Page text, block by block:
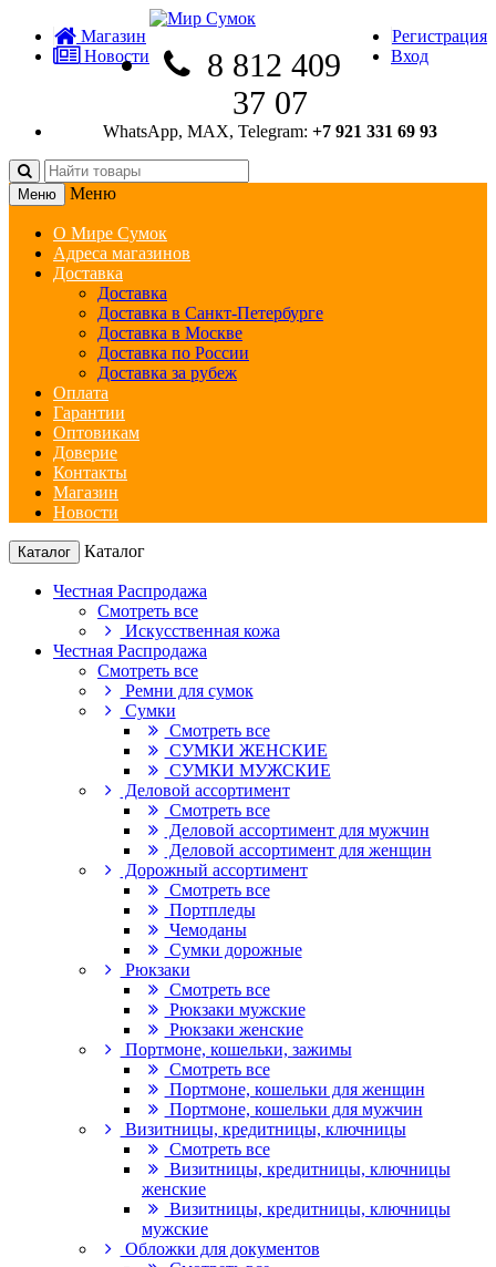
Магазин
Новости
Регистрация
Вход
8 812 409
37 07
WhatsApp, MAX, Telegram: +7 921 331 69 93
Меню Меню
О Мире Сумок
Адреса магазинов
Доставка
Доставка
Доставка в Санкт-Петербурге
Доставка в Москве
Доставка по России
Доставка за рубеж
Оплата
Гарантии
Оптовикам
Доверие
Контакты
Магазин
Новости
Каталог Каталог
Честная Распродажа
Смотреть все
Искусственная кожа
Честная Распродажа
Смотреть все
Ремни для сумок
Сумки
Смотреть все
СУМКИ ЖЕНСКИЕ
СУМКИ МУЖСКИЕ
Деловой ассортимент
Смотреть все
Деловой ассортимент для мужчин
Деловой ассортимент для женщин
Дорожный ассортимент
Смотреть все
Портпледы
Чемоданы
Сумки дорожные
Рюкзаки
Смотреть все
Рюкзаки мужские
Рюкзаки женские
Портмоне, кошельки, зажимы
Смотреть все
Портмоне, кошельки для женщин
Портмоне, кошельки для мужчин
Визитницы, кредитницы, ключницы
Смотреть все
Визитницы, кредитницы, ключницы
женские
Визитницы, кредитницы, ключницы
мужские
Обложки для документов